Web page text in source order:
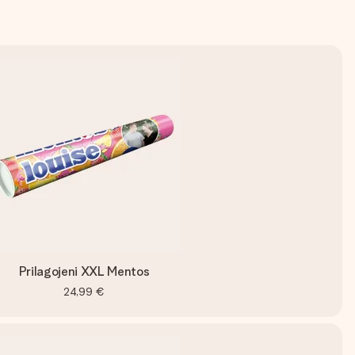
Prilagojeni XXL Mentos
24,99 €